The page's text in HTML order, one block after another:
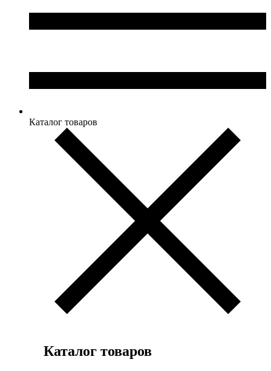
Каталог товаров
Каталог товаров